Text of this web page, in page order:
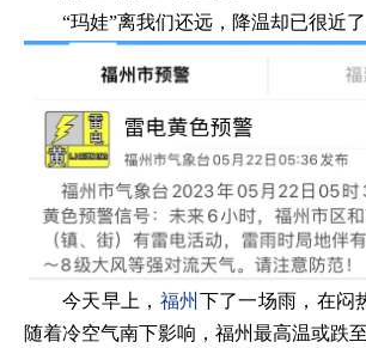
“玛娃”离我们还远，降温却已很近了
今天早上， 福州 下了一场雨，在闷
随着冷空气南下影响，福州最高温或跌